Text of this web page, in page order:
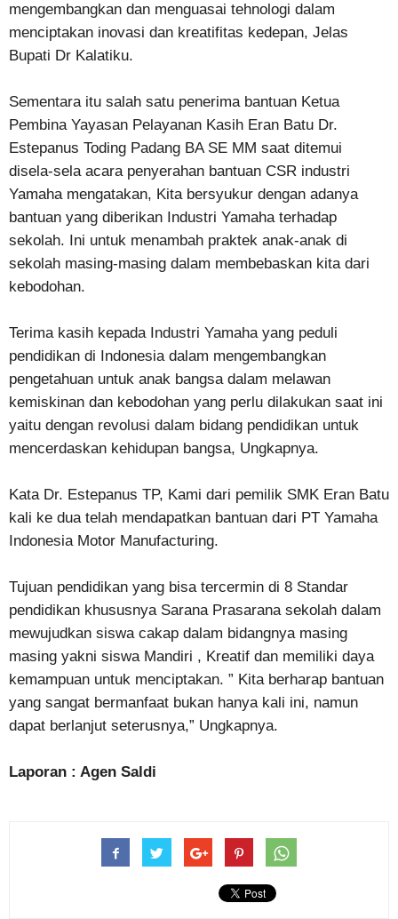
mengembangkan dan menguasai tehnologi dalam
menciptakan inovasi dan kreatifitas kedepan, Jelas
Bupati Dr Kalatiku.
Sementara itu salah satu penerima bantuan Ketua
Pembina Yayasan Pelayanan Kasih Eran Batu Dr.
Estepanus Toding Padang BA SE MM saat ditemui
disela-sela acara penyerahan bantuan CSR industri
Yamaha mengatakan, Kita bersyukur dengan adanya
bantuan yang diberikan Industri Yamaha terhadap
sekolah. Ini untuk menambah praktek anak-anak di
sekolah masing-masing dalam membebaskan kita dari
kebodohan.
Terima kasih kepada Industri Yamaha yang peduli
pendidikan di Indonesia dalam mengembangkan
pengetahuan untuk anak bangsa dalam melawan
kemiskinan dan kebodohan yang perlu dilakukan saat ini
yaitu dengan revolusi dalam bidang pendidikan untuk
mencerdaskan kehidupan bangsa, Ungkapnya.
Kata Dr. Estepanus TP, Kami dari pemilik SMK Eran Batu
kali ke dua telah mendapatkan bantuan dari PT Yamaha
Indonesia Motor Manufacturing.
Tujuan pendidikan yang bisa tercermin di 8 Standar
pendidikan khususnya Sarana Prasarana sekolah dalam
mewujudkan siswa cakap dalam bidangnya masing
masing yakni siswa Mandiri , Kreatif dan memiliki daya
kemampuan untuk menciptakan. ” Kita berharap bantuan
yang sangat bermanfaat bukan hanya kali ini, namun
dapat berlanjut seterusnya,” Ungkapnya.
Laporan : Agen Saldi